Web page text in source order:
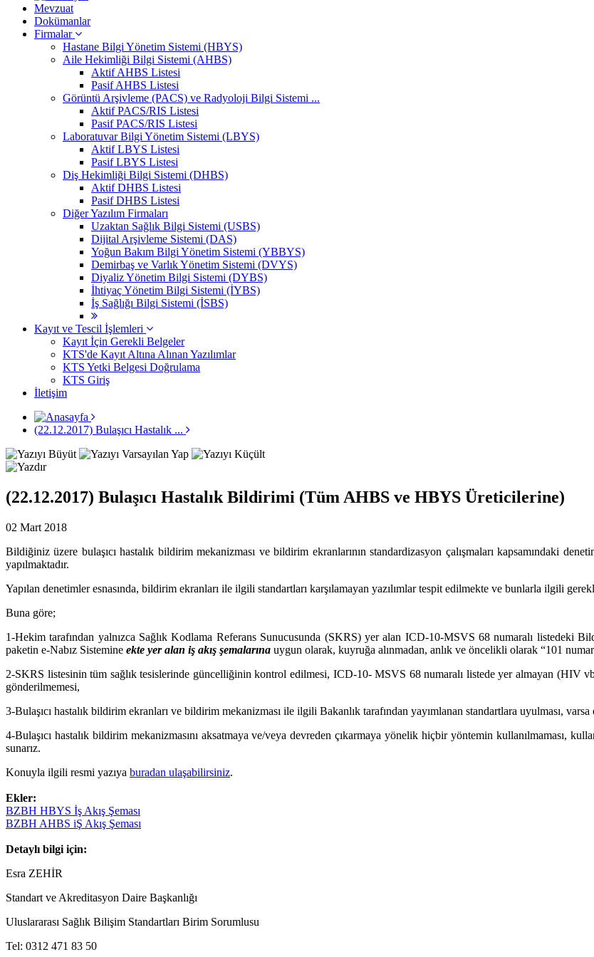
Mevzuat
Dokümanlar
Firmalar
Hastane Bilgi Yönetim Sistemi (HBYS)
Aile Hekimliği Bilgi Sistemi (AHBS)
Aktif AHBS Listesi
Pasif AHBS Listesi
Görüntü Arşivleme (PACS) ve Radyoloji Bilgi Sistemi ...
Aktif PACS/RIS Listesi
Pasif PACS/RIS Listesi
Laboratuvar Bilgi Yönetim Sistemi (LBYS)
Aktif LBYS Listesi
Pasif LBYS Listesi
Diş Hekimliği Bilgi Sistemi (DHBS)
Aktif DHBS Listesi
Pasif DHBS Listesi
Diğer Yazılım Firmaları
Uzaktan Sağlık Bilgi Sistemi (USBS)
Dijital Arşivleme Sistemi (DAS)
Yoğun Bakım Bilgi Yönetim Sistemi (YBBYS)
Demirbaş ve Varlık Yönetim Sistemi (DVYS)
Diyaliz Yönetim Bilgi Sistemi (DYBS)
İhtiyaç Yönetim Bilgi Sistemi (İYBS)
İş Sağlığı Bilgi Sistemi (İSBS)
Kayıt ve Tescil İşlemleri
Kayıt İçin Gerekli Belgeler
KTS'de Kayıt Altına Alınan Yazılımlar
KTS Yetki Belgesi Doğrulama
KTS Giriş
İletişim
(22.12.2017) Bulaşıcı Hastalık ...
(22.12.2017) Bulaşıcı Hastalık Bildirimi (Tüm AHBS ve HBYS Üreticilerine)
02 Mart 2018
Bildiğiniz üzere bulaşıcı hastalık bildirim mekanizması ve bildirim ekranlarının standardizasyon çalışmaları kapsamındaki
yapılmaktadır.
Yapılan denetimler esnasında, bildirim ekranları ile ilgili standartları karşılamayan yazılımlar tespit edilmekte ve bunlarla ilgili
Buna göre;
1-Hekim tarafından yalnızca Sağlık Kodlama Referans Sunucusunda (SKRS) yer alan ICD-10-MSVS 68 numaralı listedeki
paketin e-Nabız Sistemine ekte yer alan iş akış şemalarına uygun olarak, kuyruğa alınmadan, anlık ve öncelikli olarak “101
2-SKRS listesinin tüm sağlık tesislerinde güncelliğinin kontrol edilmesi, ICD-10- MSVS 68 numaralı listede yer almayan (HIV
gönderilmemesi,
3-Bulaşıcı hastalık bildirim ekranları ve bildirim mekanizması ile ilgili Bakanlık tarafından yayımlanan standartlara uyulması,
4-Bulaşıcı hastalık bildirim mekanizmasını aksatmaya ve/veya devreden çıkarmaya yönelik hiçbir yöntemin kullanılmaması,
sunarız.
Konuyla ilgili resmi yazıya buradan ulaşabilirsiniz.
Ekler:
BZBH HBYS İş Akış Şeması
BZBH AHBS iŞ Akış Şeması
Detaylı bilgi için:
Esra ZEHİR
Standart ve Akreditasyon Daire Başkanlığı
Uluslararası Sağlık Bilişim Standartları Birim Sorumlusu
Tel: 0312 471 83 50